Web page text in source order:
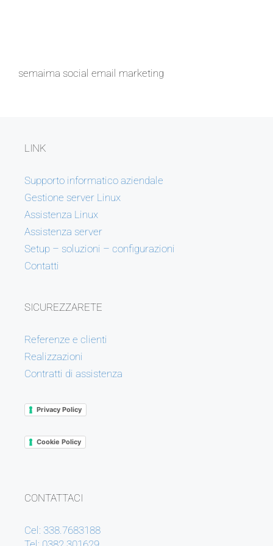
semaima social email marketing
LINK
Supporto informatico aziendale
Gestione server Linux
Assistenza Linux
Assistenza server
Setup – soluzioni – configurazioni
Contatti
SICUREZZARETE
Referenze e clienti
Realizzazioni
Contratti di assistenza
Privacy Policy
Cookie Policy
CONTATTACI
Cel: 338.7683188